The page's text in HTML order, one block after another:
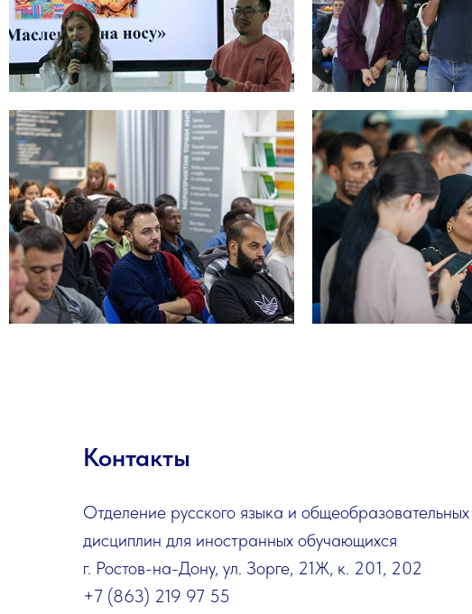
Контакты
Отделение русского языка и общеобразовательных
дисциплин для иностранных обучающихся
г. Ростов-на-Дону, ул. Зорге, 21Ж, к. 201, 202
+7 (863) 219 97 55